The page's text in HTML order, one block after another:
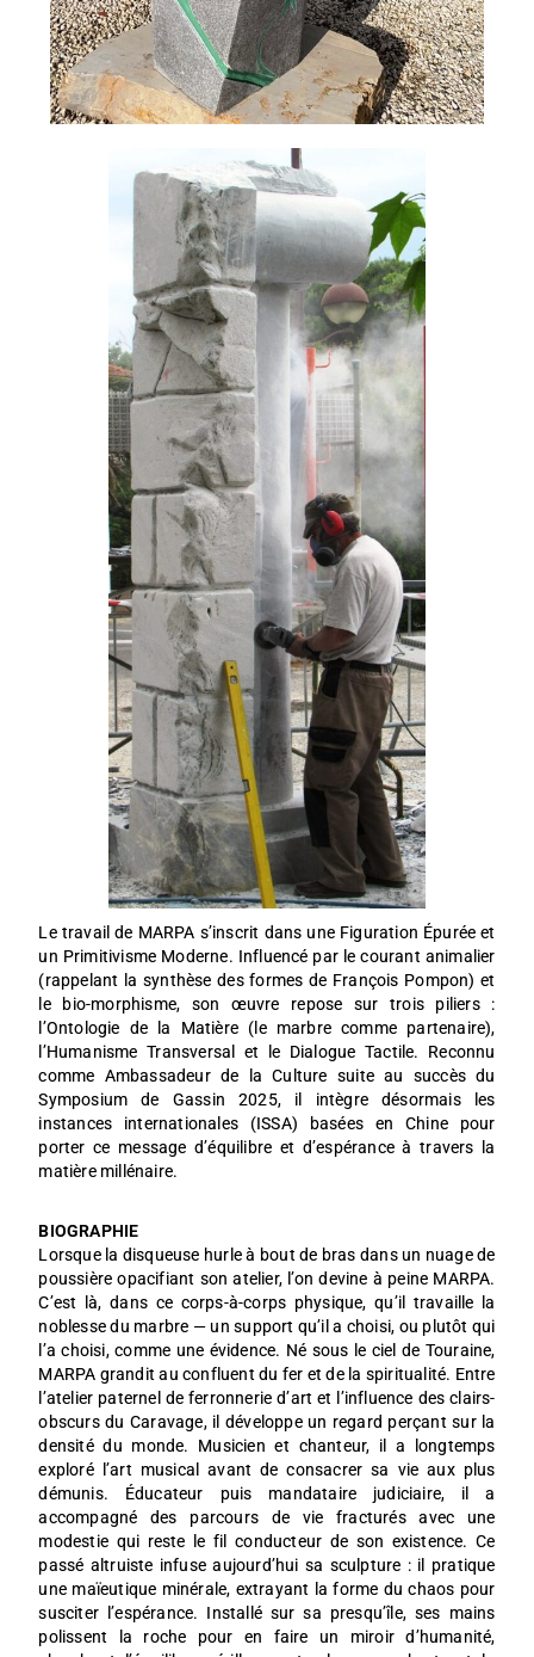
Le travail de MARPA s’inscrit dans une Figuration Épurée et
un Primitivisme Moderne. Influencé par le courant animalier
(rappelant la synthèse des formes de François Pompon) et
le bio-morphisme, son œuvre repose sur trois piliers :
l’Ontologie de la Matière (le marbre comme partenaire),
l’Humanisme Transversal et le Dialogue Tactile. Reconnu
comme Ambassadeur de la Culture suite au succès du
Symposium de Gassin 2025, il intègre désormais les
instances internationales (ISSA) basées en Chine pour
porter ce message d’équilibre et d’espérance à travers la
matière millénaire.
BIOGRAPHIE
Lorsque la disqueuse hurle à bout de bras dans un nuage de
poussière opacifiant son atelier, l’on devine à peine MARPA.
C’est là, dans ce corps-à-corps physique, qu’il travaille la
noblesse du marbre — un support qu’il a choisi, ou plutôt qui
l’a choisi, comme une évidence. Né sous le ciel de Touraine,
MARPA grandit au confluent du fer et de la spiritualité. Entre
l’atelier paternel de ferronnerie d’art et l’influence des clairs-
obscurs du Caravage, il développe un regard perçant sur la
densité du monde. Musicien et chanteur, il a longtemps
exploré l’art musical avant de consacrer sa vie aux plus
démunis. Éducateur puis mandataire judiciaire, il a
accompagné des parcours de vie fracturés avec une
modestie qui reste le fil conducteur de son existence. Ce
passé altruiste infuse aujourd’hui sa sculpture : il pratique
une maïeutique minérale, extrayant la forme du chaos pour
susciter l’espérance. Installé sur sa presqu’île, ses mains
polissent la roche pour en faire un miroir d’humanité,